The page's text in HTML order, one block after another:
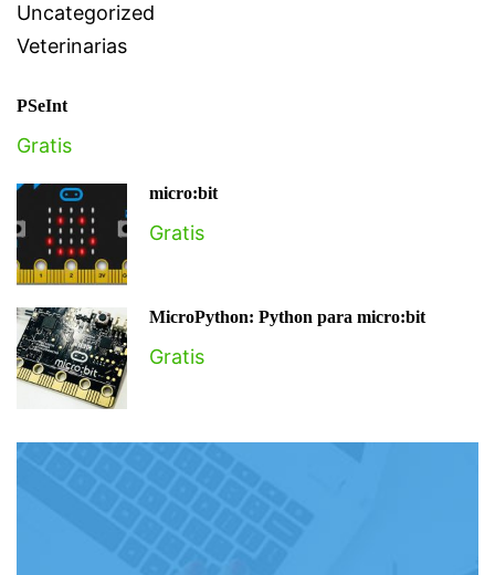
Uncategorized
Veterinarias
PSeInt
Gratis
micro:bit
Gratis
MicroPython: Python para micro:bit
Gratis